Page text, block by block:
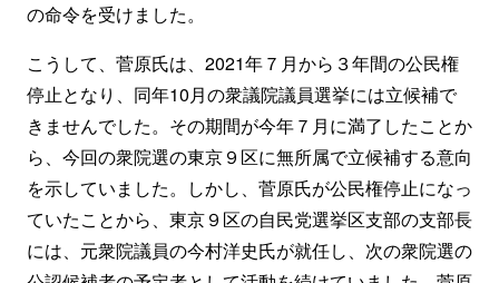
の命令を受けました。
こうして、菅原氏は、2021年７月から３年間の公民権
停止となり、同年10月の衆議院議員選挙には立候補で
きませんでした。その期間が今年７月に満了したことか
ら、今回の衆院選の東京９区に無所属で立候補する意向
を示していました。しかし、菅原氏が公民権停止になっ
ていたことから、東京９区の自民党選挙区支部の支部長
には、元衆院議員の今村洋史氏が就任し、次の衆院選の